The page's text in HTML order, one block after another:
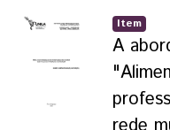
Item
A